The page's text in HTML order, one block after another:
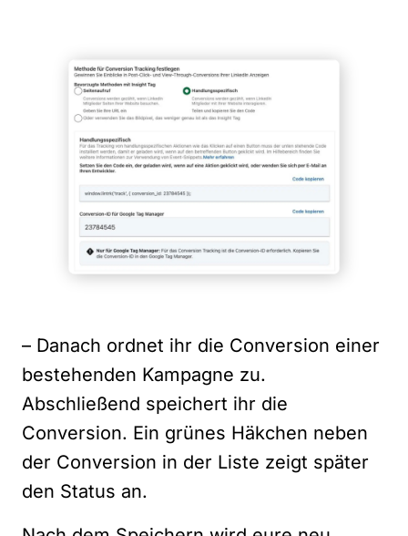
– Danach ordnet ihr die Conversion einer
bestehenden Kampagne zu.
Abschließend speichert ihr die
Conversion. Ein grünes Häkchen neben
der Conversion in der Liste zeigt später
den Status an.